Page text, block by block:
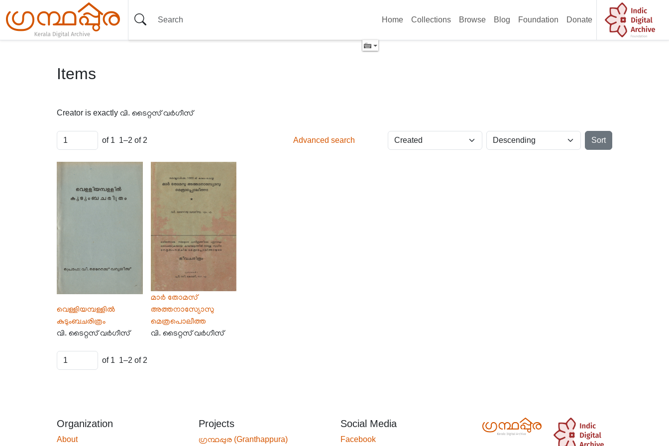
Home Collections Browse Blog Foundation Donate
Items
Creator is exactly വി. ടൈറ്റസ് വർഗീസ്
of 1 1–2 of 2 Advanced search Sort
വെള്ളിയമ്പള്ളിൽ
കുടുംബചരിത്രം
വി. ടൈറ്റസ് വർഗീസ്
മാർ തോമസ്
അത്തനാസ്യോസു
മെത്രപൊലീത്ത
വി. ടൈറ്റസ് വർഗീസ്
of 1 1–2 of 2
Organization
About
Projects
ഗ്രന്ഥപ്പുര (Granthappura)
Social Media
Facebook